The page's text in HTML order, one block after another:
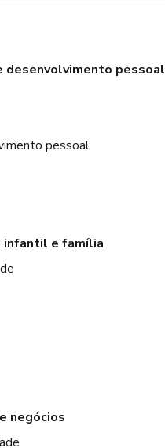
desenvolvimento pessoal
pessoal
infantil e família
negócios